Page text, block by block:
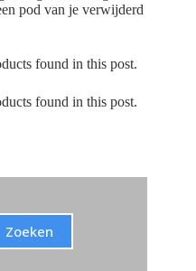
pod van je verwijderd
found in this post.
found in this post.
Zoeken